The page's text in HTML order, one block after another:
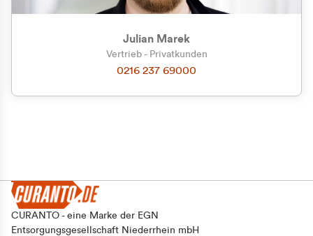
Julian Marek
Vertrieb - Privatkunden
0216 237 69000
CURANTO - eine Marke der EGN
Entsorgungsgesellschaft Niederrhein mbH